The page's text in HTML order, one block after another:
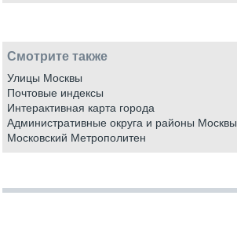
Смотрите также
Улицы Москвы
Почтовые индексы
Интерактивная карта города
Административные округа и районы Москвы
Московский Метрополитен